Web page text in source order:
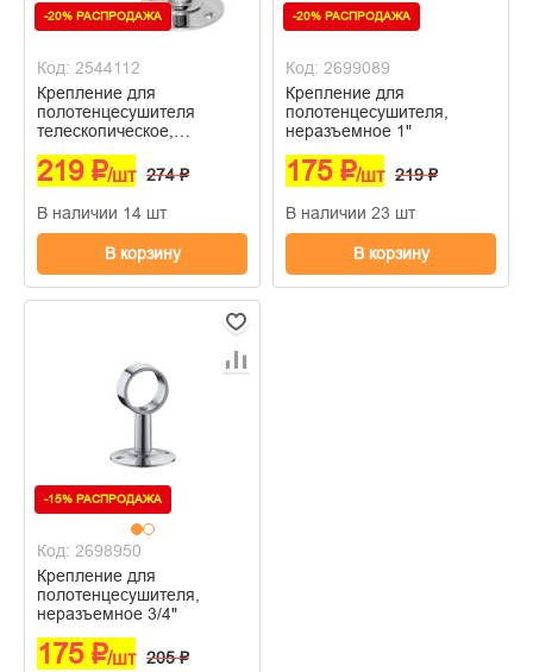
-20% РАСПРОДАЖА
Код: 2544112
Крепление для
полотенцесушителя
телескопическое,
219 ₽/шт 274 ₽
В наличии 14 шт
В корзину
-20% РАСПРОДАЖА
Код: 2699089
Крепление для
полотенцесушителя,
неразъемное 1"
175 ₽/шт 219 ₽
В наличии 23 шт
В корзину
-15% РАСПРОДАЖА
Код: 2698950
Крепление для
полотенцесушителя,
неразъемное 3/4"
175 ₽/шт 205 ₽